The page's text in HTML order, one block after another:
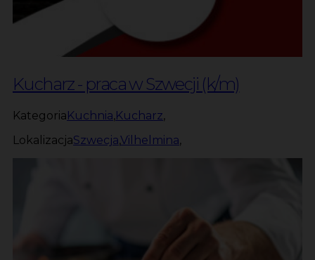
Kucharz - praca w Szwecji (k/m)
KategoriaKuchnia,Kucharz,
LokalizacjaSzwecja,Vilhelmina,